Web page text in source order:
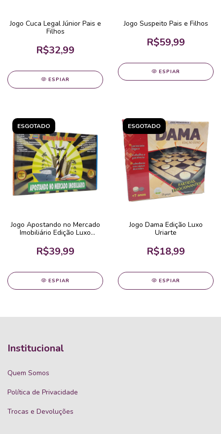
Jogo Cuca Legal Júnior Pais e
Filhos
R$32,99
ESPIAR
Jogo Suspeito Pais e Filhos
R$59,99
ESPIAR
ESGOTADO
Jogo Apostando no Mercado
Imobiliário Edição Luxo
R$39,99
ESPIAR
ESGOTADO
Jogo Dama Edição Luxo
Uriarte
R$18,99
ESPIAR
Institucional
Quem Somos
Política de Privacidade
Trocas e Devoluções